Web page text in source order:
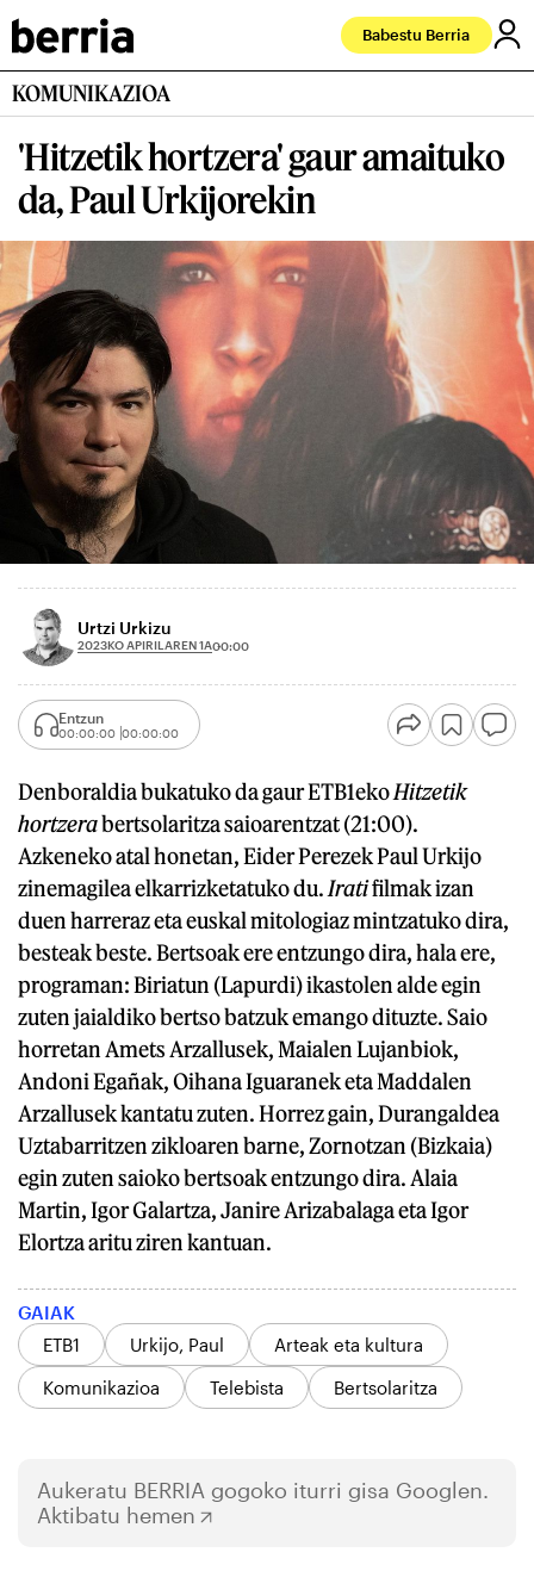
Babestu Berria
KOMUNIKAZIOA
'Hitzetik hortzera' gaur amaituko
da, Paul Urkijorekin
Urtzi Urkizu
2023KO APIRILAREN 1A00:00
Entzun
00:00:00 00:00:00
Denboraldia bukatuko da gaur ETB1ekoHitzetik
hortzerabertsolaritza saioarentzat (21:00).
Azkeneko atal honetan, Eider Perezek Paul Urkijo
zinemagilea elkarrizketatuko du. Iratifilmak izan
duen harreraz eta euskal mitologiaz mintzatuko dira,
besteak beste. Bertsoak ere entzungo dira, hala ere,
programan: Biriatun (Lapurdi) ikastolen alde egin
zuten jaialdiko bertso batzuk emango dituzte. Saio
horretan Amets Arzallusek, Maialen Lujanbiok,
Andoni Egañak, Oihana Iguaranek eta Maddalen
Arzallusek kantatu zuten. Horrez gain, Durangaldea
Uztabarritzen zikloaren barne, Zornotzan (Bizkaia)
egin zuten saioko bertsoak entzungo dira. Alaia
Martin, Igor Galartza, Janire Arizabalaga eta Igor
Elortza aritu ziren kantuan.
GAIAK
ETB1
Urkijo, Paul
Arteak eta kultura
Komunikazioa
Telebista Bertsolaritza
Aukeratu BERRIA gogoko iturri gisa Googlen.
Aktibatu hemen